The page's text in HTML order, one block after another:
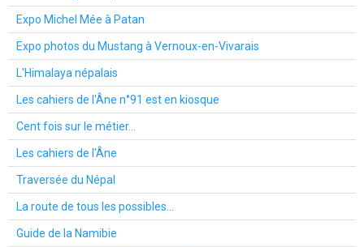
Expo Michel Mée à Patan
Expo photos du Mustang à Vernoux-en-Vivarais
L'Himalaya népalais
Les cahiers de l'Âne n°91 est en kiosque
Cent fois sur le métier...
Les cahiers de l'Âne
Traversée du Népal
La route de tous les possibles...
Guide de la Namibie